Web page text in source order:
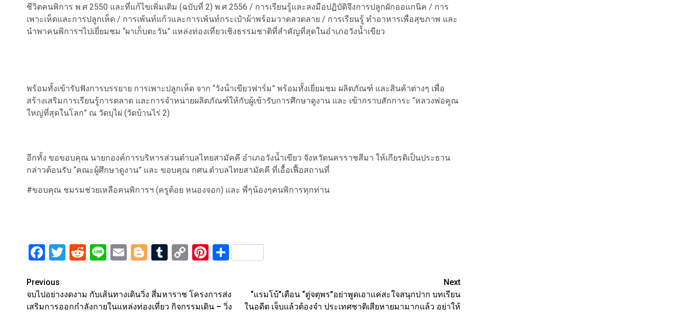
ชีวิตคนพิการ พ.ศ 2550 และที่แก้ไขเพิ่มเติม (ฉบับที่ 2) พ.ศ 2556 / การเรียนรู้และลงมือปฏิบัติจึงการปลูกผักออแกนิค / การ
เพาะเห็ดและการปลูกเห็ด / การเพ้นท์แก้วและการเพ้นท์กระเป๋าผ้าพร้อมวาดลวดลาย / การเรียนรู้ ทำอาหารเพื่อสุขภาพ และ
นำพาคนพิการฯไปเยี่ยมชม “ผาเก็บตะวัน” แหล่งท่องเที่ยวเชิงธรรมชาติที่สำคัญที่สุดในอำเภอวังน้ำเขียว
พร้อมทั้งเข้ารับฟังการบรรยาย การเพาะปลูกเห็ด จาก “วังน้ําเขียวฟาร์ม” พร้อมทั้งเยี่ยมชม ผลิตภัณฑ์ และสินค้าต่างๆ เพื่อ
สร้างเสริมการเรียนรู้การตลาด และการจำหน่ายผลิตภัณฑ์ให้กับผู้เข้ารับการศึกษาดูงาน และ เข้ากราบสักการะ “หลวงพ่อคูณ
ใหญ่ที่สุดในโลก” ณ วัดบุไผ่ (วัดบ้านไร่ 2)
อีกทั้ง ขอขอบคุณ นายกองค์การบริหารส่วนตำบลไทยสามัคคี อำเภอวังน้ำเขียว จังหวัดนครราชสีมา ให้เกียรติเป็นประธาน
กล่าวต้อนรับ “คณะผู้ศึกษาดูงาน” และ ขอบคุณ กศน.ตำบลไทยสามัคคี ที่เอื้อเฟื้อสถานที่
#ขอบคุณ ชมรมช่วยเหลือคนพิการฯ (ครูต้อย หนองจอก) และ พี่ๆน้องๆคนพิการทุกท่าน
Facebook
Twitter
Reddit
LineEmailBlogger
Tumblr
CopyPinterest
Share
Post
navigation
Previous
จบไปอย่างงดงาม กับเส้นทางเดินวิ่ง สี่มหาราช โครงการส่ง
เสริมการออกกำลังกายในแหล่งท่องเที่ยว กิจกรรมเดิน – วิ่ง
Next
“แรมโบ้”เตือน “ตู่จตุพร”อย่าพูดเอาแค่สะใจสนุกปาก บทเรียน
ในอดีต เจ็บแล้วต้องจำ ประเทศชาติเสียหายมามากแล้ว อย่าให้